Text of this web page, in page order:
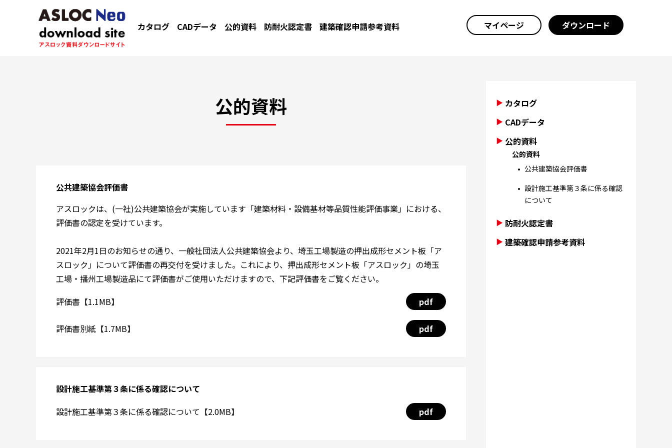
カタログ CADデータ 公的資料 防耐火認定書 建築確認申請参考資料 マイページ ダウンロード
公的資料
公共建築協会評価書
アスロックは、(一社)公共建築協会が実施しています「建築材料・設備基材等品質性能評価事業」における、
評価書の認定を受けています。
2021年2月1日のお知らせの通り、一般社団法人公共建築協会より、埼玉工場製造の押出成形セメント板「ア
スロック」について評価書の再交付を受けました。これにより、押出成形セメント板「アスロック」の埼玉
工場・播州工場製造品にて評価書がご使用いただけますので、下記評価書をご覧ください。
評価書【1.1MB】
pdf
評価書別紙【1.7MB】 pdf
設計施工基準第３条に係る確認について
設計施工基準第３条に係る確認について【2.0MB】
pdf
カタログ
CADデータ
公的資料
公的資料
公共建築協会評価書
設計施工基準第３条に係る確認
について
防耐火認定書
建築確認申請参考資料